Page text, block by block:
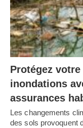
Protégez
inondations
assurances
Les changements
des sols provoquent